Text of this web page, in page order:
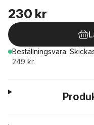
230 kr
Beställningsvara.
249 kr.